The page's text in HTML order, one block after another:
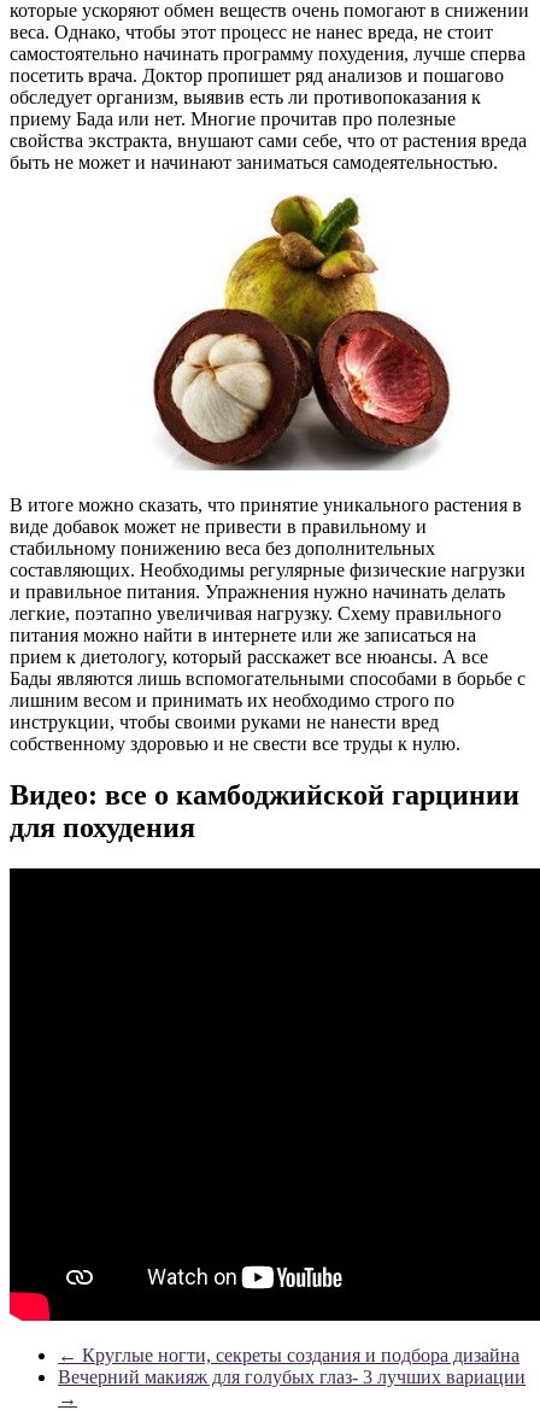
которые ускоряют обмен веществ очень помогают в снижении
веса. Однако, чтобы этот процесс не нанес вреда, не стоит
самостоятельно начинать программу похудения, лучше сперва
посетить врача. Доктор пропишет ряд анализов и пошагово
обследует организм, выявив есть ли противопоказания к
приему Бада или нет. Многие прочитав про полезные
свойства экстракта, внушают сами себе, что от растения вреда
быть не может и начинают заниматься самодеятельностью.
В итоге можно сказать, что принятие уникального растения в
виде добавок может не привести в правильному и
стабильному понижению веса без дополнительных
составляющих. Необходимы регулярные физические нагрузки
и правильное питания. Упражнения нужно начинать делать
легкие, поэтапно увеличивая нагрузку. Схему правильного
питания можно найти в интернете или же записаться на
прием к диетологу, который расскажет все нюансы. А все
Бады являются лишь вспомогательными способами в борьбе с
лишним весом и принимать их необходимо строго по
инструкции, чтобы своими руками не нанести вред
собственному здоровью и не свести все труды к нулю.
Видео: все о камбоджийской гарцинии
для похудения
← Круглые ногти, секреты создания и подбора дизайна
Вечерний макияж для голубых глаз- 3 лучших вариации
→